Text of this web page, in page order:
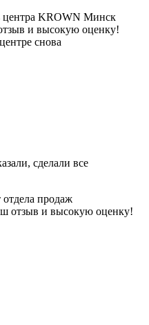
центра KROWN Минск
и высокую оценку!
снова
сделали все
продаж
отзыв и высокую оценку!